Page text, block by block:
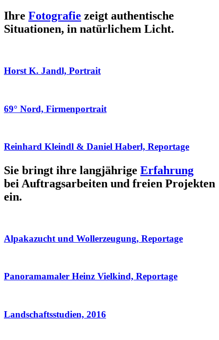
Ihre Fotografie zeigt authentische
Situationen, in natürlichem Licht.
Horst K. Jandl, Portrait
69° Nord, Firmenportrait
Reinhard Kleindl & Daniel Haberl, Reportage
Sie bringt ihre langjährige Erfahrung
bei Auftragsarbeiten und freien Projekten
ein.
Alpakazucht und Wollerzeugung, Reportage
Panoramamaler Heinz Vielkind, Reportage
Landschaftsstudien, 2016